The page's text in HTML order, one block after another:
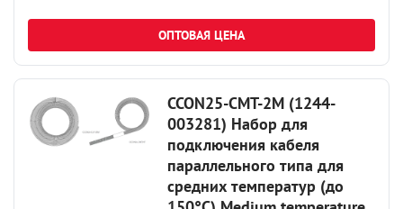
ОПТОВАЯ ЦЕНА
CCON25-CMT-2M (1244-
003281) Набор для
подключения кабеля
параллельного типа для
средних температур (до